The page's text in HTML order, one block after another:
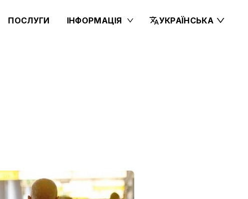
ПОСЛУГИ ІНФОРМАЦІЯ УКРАЇНСЬКА